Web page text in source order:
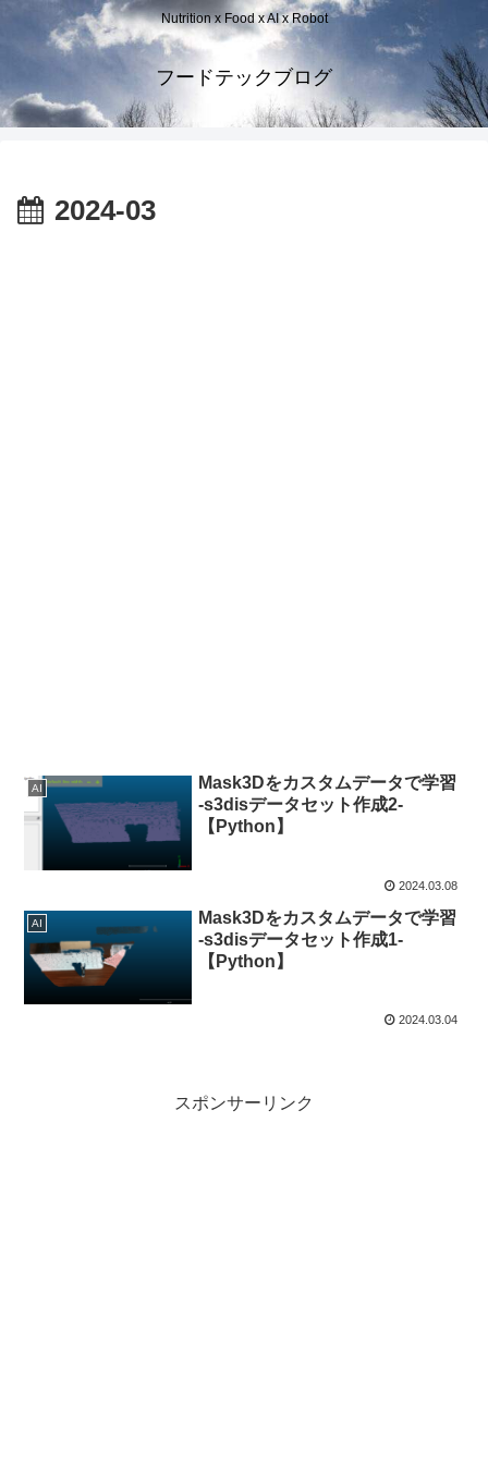
Nutrition x Food x AI x Robot
フードテックブログ
2024-03
AI
Mask3Dをカスタムデータで学習
-s3disデータセット作成2-
【Python】
2024.03.08
AI
Mask3Dをカスタムデータで学習
-s3disデータセット作成1-
【Python】
2024.03.04
スポンサーリンク